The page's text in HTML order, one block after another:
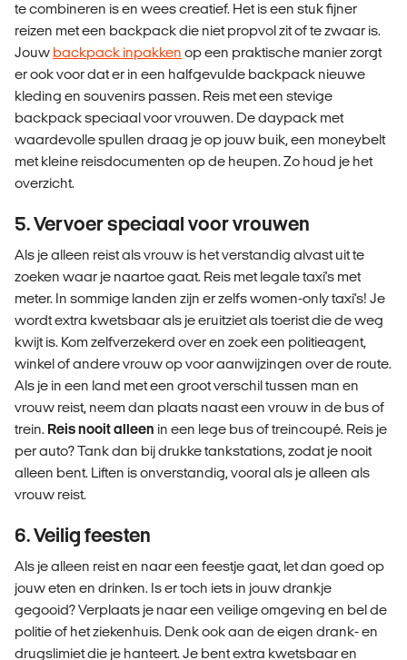
te combineren is en wees creatief. Het is een stuk fijner
reizen met een backpack die niet propvol zit of te zwaar is.
Jouw backpack inpakken op een praktische manier zorgt
er ook voor dat er in een halfgevulde backpack nieuwe
kleding en souvenirs passen. Reis met een stevige
backpack speciaal voor vrouwen. De daypack met
waardevolle spullen draag je op jouw buik, een moneybelt
met kleine reisdocumenten op de heupen. Zo houd je het
overzicht.
5. Vervoer speciaal voor vrouwen
Als je alleen reist als vrouw is het verstandig alvast uit te
zoeken waar je naartoe gaat. Reis met legale taxi's met
meter. In sommige landen zijn er zelfs women-only taxi's! Je
wordt extra kwetsbaar als je eruitziet als toerist die de weg
kwijt is. Kom zelfverzekerd over en zoek een politieagent,
winkel of andere vrouw op voor aanwijzingen over de route.
Als je in een land met een groot verschil tussen man en
vrouw reist, neem dan plaats naast een vrouw in de bus of
trein. Reis nooit alleen in een lege bus of treincoupé. Reis je
per auto? Tank dan bij drukke tankstations, zodat je nooit
alleen bent. Liften is onverstandig, vooral als je alleen als
vrouw reist.
6. Veilig feesten
Als je alleen reist en naar een feestje gaat, let dan goed op
jouw eten en drinken. Is er toch iets in jouw drankje
gegooid? Verplaats je naar een veilige omgeving en bel de
politie of het ziekenhuis. Denk ook aan de eigen drank- en
drugslimiet die je hanteert. Je bent extra kwetsbaar en